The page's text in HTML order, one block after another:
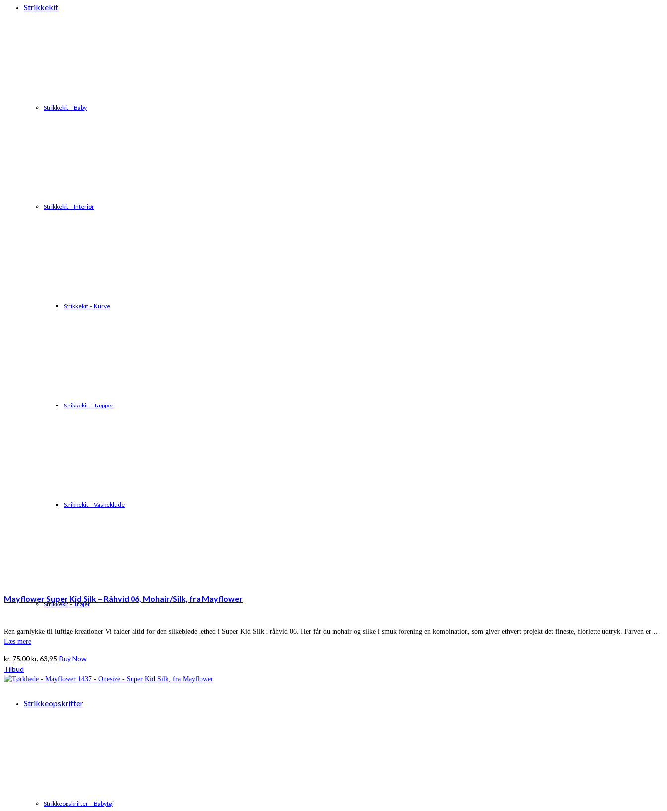
Strikkekit
Strikkekit – Baby
Strikkekit – Interiør
Strikkekit – Kurve
Strikkekit – Tæpper
Strikkekit – Vaskeklude
Strikkekit – Trøjer
Strikkeopskrifter
Strikkeopskrifter – Babytøj
Mayflower Super Kid Silk – Råhvid 06, Mohair/Silk, fra Mayflower
Ren garnlykke til luftige kreationer Vi falder altid for den silkebløde lethed i Super Kid Silk i råhvid 06. Her får du mohair og silke i smuk forening en kombination, som giver ethvert projekt det fineste, florlette udtryk. Farven er …
Læs mere
kr.75,00Den
pris
kr.63,95 Den
pris
Buy Now
Tilbud